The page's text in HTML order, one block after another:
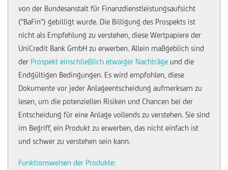
von der Bundesanstalt für Finanzdienstleistungsaufsicht
("BaFin") gebilligt wurde. Die Billigung des Prospekts ist
nicht als Empfehlung zu verstehen, diese Wertpapiere der
UniCredit Bank GmbH zu erwerben. Allein maßgeblich sind
der Prospekt einschließlich etwaiger Nachträge und die
Endgültigen Bedingungen. Es wird empfohlen, diese
Dokumente vor jeder Anlageentscheidung aufmerksam zu
lesen, um die potenziellen Risiken und Chancen bei der
Entscheidung für eine Anlage vollends zu verstehen. Sie sind
im Begriff, ein Produkt zu erwerben, das nicht einfach ist
und schwer zu verstehen sein kann.
Funktionsweisen der Produkte: